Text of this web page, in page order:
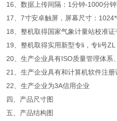
16、数据上传间隔：1分钟-1000分
17、7寸安卓触屏，屏幕尺寸：
18、整机取得国家气象计量站校准证
19、整机取得实用新型专li，专li号
20、生产企业具有ISO质量管理体系
21、生产企业具有和计算机软件注册
22、生产企业为3A信用企业
四、产品尺寸图
五、产品结构图